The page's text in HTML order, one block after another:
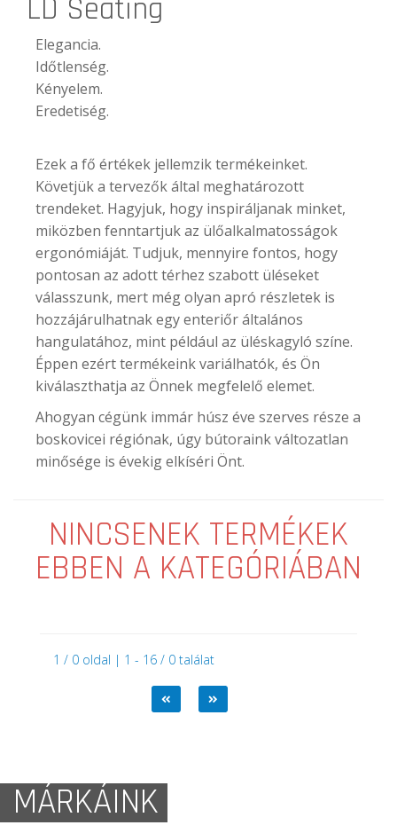
LD Seating
Elegancia.
Időtlenség.
Kényelem.
Eredetiség.
Ezek a fő értékek jellemzik termékeinket.
Követjük a tervezők által meghatározott
trendeket. Hagyjuk, hogy inspiráljanak minket,
miközben fenntartjuk az ülőalkalmatosságok
ergonómiáját. Tudjuk, mennyire fontos, hogy
pontosan az adott térhez szabott üléseket
válasszunk, mert még olyan apró részletek is
hozzájárulhatnak egy enteriőr általános
hangulatához, mint például az üléskagyló színe.
Éppen ezért termékeink variálhatók, és Ön
kiválaszthatja az Önnek megfelelő elemet.
Ahogyan cégünk immár húsz éve szerves része a
boskovicei régiónak, úgy bútoraink változatlan
minősége is évekig elkíséri Önt.
NINCSENEK TERMÉKEK
EBBEN A KATEGÓRIÁBAN
1 / 0 oldal | 1 - 16 / 0 találat
MÁRKÁINK